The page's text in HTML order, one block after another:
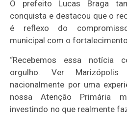
O prefeito Lucas Braga
conquista e destacou que o
é reflexo do
municipal com o
“Recebemos essa notícia
orgulho. Ver Marizópolis
nacionalmente por uma
nossa Atenção Primária
investindo no que realmente